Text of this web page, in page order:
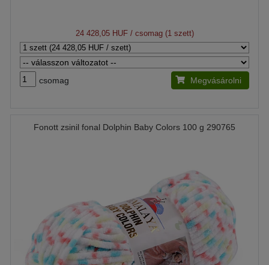
24 428,05 HUF/ csomag (1 szett)
csomag Megvásárolni
Fonott zsinil fonal Dolphin Baby Colors 100 g 290765